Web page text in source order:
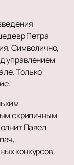
Петра
Символично,
управлением
Только
скрипичным
Павел
конкурсов.